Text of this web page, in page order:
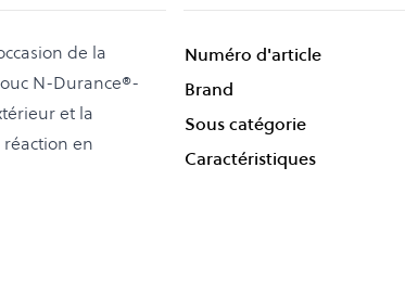
de la
N-Durance®-
et la
en
Numéro d'article
Brand
Sous catégorie
Caractéristiques